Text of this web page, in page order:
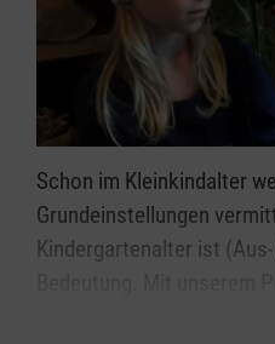
Schon im Kleinkindalter
Grundeinstellungen
Kindergartenalter ist
möchten wir den